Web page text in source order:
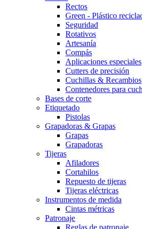
Rectos
Green - Plástico
Seguridad
Rotativos
Artesanía
Compás
Aplicaciones especiales
Cutters de precisión
Cuchillas & Recambios
Contenedores para
Bases de corte
Etiquetado
Pistolas
Grapadoras & Grapas
Grapas
Grapadoras
Tijeras
Afiladores
Cortahilos
Repuesto de tijeras
Tijeras eléctricas
Instrumentos de medida
Cintas métricas
Patronaje
Reglas de patronaje